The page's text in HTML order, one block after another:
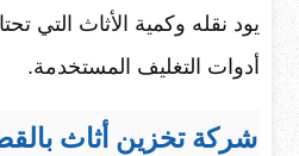
يود نقله وكمية الأثاث التي
أدوات التغليف المستخدمة.
شركة تخزين أثاث